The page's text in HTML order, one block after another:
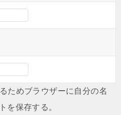
ためブラウザーに自分の名
を保存する。